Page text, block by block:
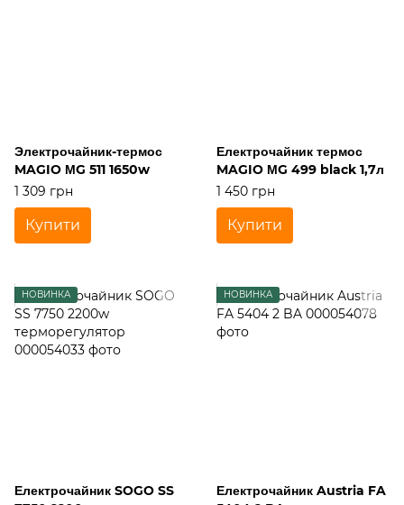
Электрочайник-термос
MAGIO МG 511 1650w
1 309 грн
Купити
Електрочайник термос
MAGIO МG 499 black 1,7л
1 450 грн
Купити
НОВИНКА
Електрочайник SOGO SS
НОВИНКА
Електрочайник Austria FA